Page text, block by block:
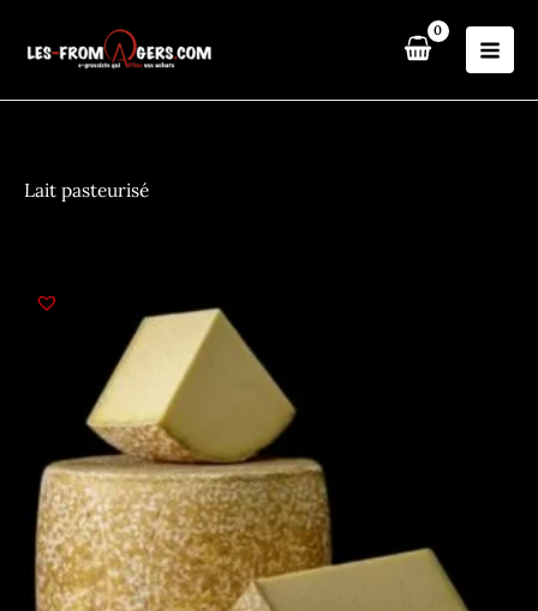
Lait pasteurisé